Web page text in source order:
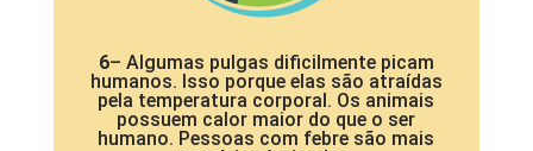
6– Algumas pulgas dificilmente picam
humanos. Isso porque elas são atraídas
pela temperatura corporal. Os animais
possuem calor maior do que o ser
humano. Pessoas com febre são mais